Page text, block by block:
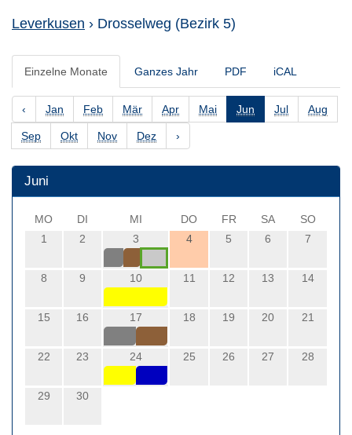
Leverkusen › Drosselweg (Bezirk 5)
Einzelne Monate Ganzes Jahr PDF iCAL
‹ Jan Feb Mär Apr Mai Jun Jul Aug
Sep Okt Nov Dez ›
Juni
MO DI MI DO FR SA
SO
1
2 3 4 5 6 7
8 9 10 11 12 13 14
15 16 17 18 19 20 21
22 23 24 25 26 27 28
29 30